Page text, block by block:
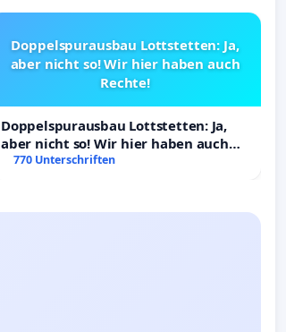
Doppelspurausbau Lottstetten: Ja,
aber nicht so! Wir hier haben auch
Rechte!
Doppelspurausbau Lottstetten: Ja,
aber nicht so! Wir hier haben auch
Rechte!
770 Unterschriften